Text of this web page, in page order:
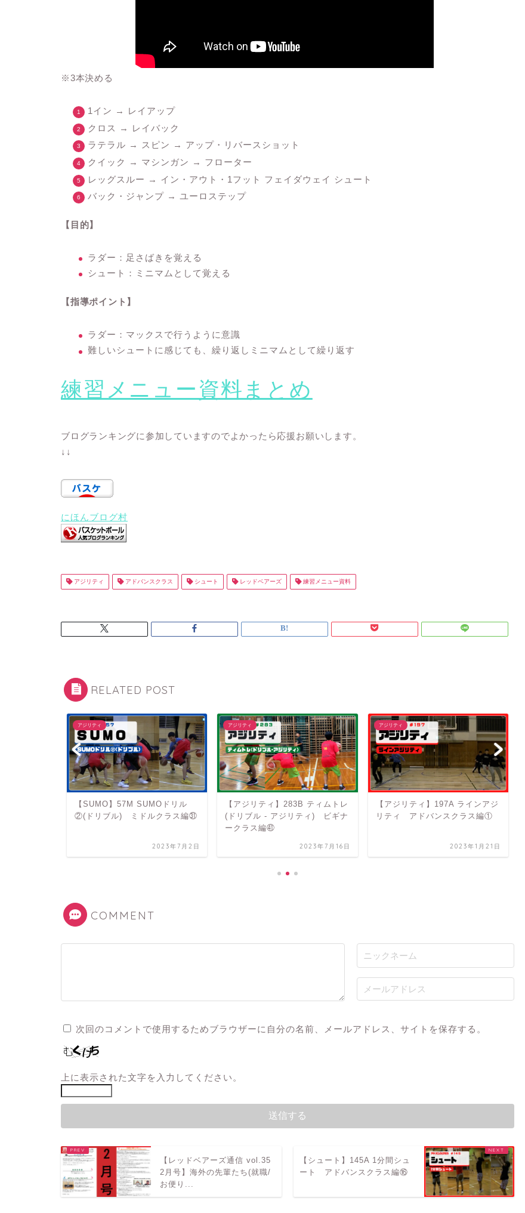
※3本決める
1イン → レイアップ
クロス → レイバック
ラテラル → スピン → アップ・リバースショット
クイック → マシンガン → フローター
レッグスルー → イン・アウト・1フット フェイダウェイ シュート
バック・ジャンプ → ユーロステップ
【目的】
ラダー：足さばきを覚える
シュート：ミニマムとして覚える
【指導ポイント】
ラダー：マックスで行うように意識
難しいシュートに感じても、繰り返しミニマムとして繰り返す
練習メニュー資料まとめ
ブログランキングに参加していますのでよかったら応援お願いします。
↓↓
にほんブログ村
アジリティ アドバンスクラス シュート レッドベアーズ 練習メニュー資料
RELATED POST
アジリティ
【SUMO】57M SUMOドリル
②(ドリブル) ミドルクラス編㉛
2023年7月2日
アジリティ
【アジリティ】283B ティムトレ
(ドリブル - アジリティ) ビギナ
ークラス編㊶
2023年7月16日
アジリティ
【アジリティ】197A ラインアジ
リティ アドバンスクラス編①
2023年1月21日
COMMENT
次回のコメントで使用するためブラウザーに自分の名前、メールアドレス、サイトを保存する。
上に表示された文字を入力してください。
【レッドベアーズ通信 vol.35
2月号】海外の先輩たち(就職/
お便り...
【シュート】145A 1分間シュ
ート アドバンスクラス編⑯